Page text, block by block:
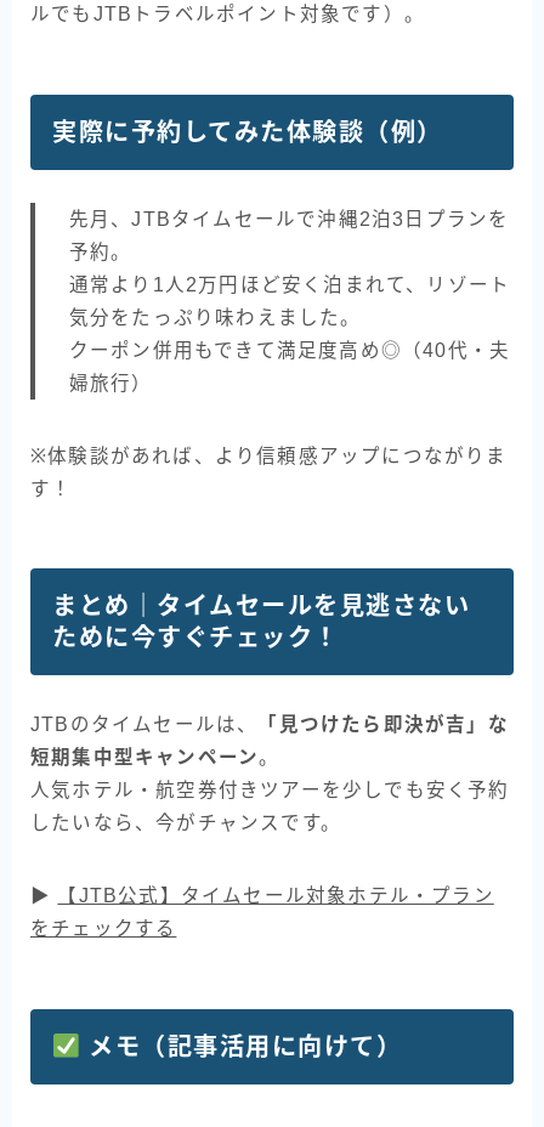
ルでもJTBトラベルポイント対象です）。
実際に予約してみた体験談（例）
先月、JTBタイムセールで沖縄2泊3日プランを
予約。
通常より1人2万円ほど安く泊まれて、リゾート
気分をたっぷり味わえました。
クーポン併用もできて満足度高め◎（40代・夫
婦旅行）
※体験談があれば、より信頼感アップにつながりま
す！
まとめ｜タイムセールを見逃さない
ために今すぐチェック！
JTBのタイムセールは、
「見つけたら即決が吉」な
短期集中型キャンペーン。
人気ホテル・航空券付きツアーを少しでも安く予約
したいなら、今がチャンスです。
▶︎
【JTB公式】タイムセール対象ホテル・プラン
をチェックする
メモ（記事活用に向けて）